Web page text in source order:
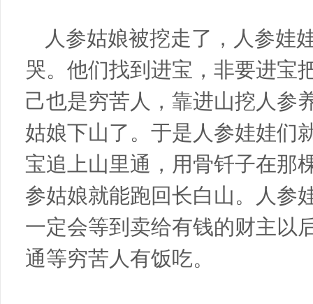
人参姑娘被挖走了，人参娃
哭。他们找到进宝，非要进宝
己也是穷苦人，靠进山挖人参
姑娘下山了。于是人参娃娃们
宝追上山里通，用骨钎子在那
参姑娘就能跑回长白山。人参
一定会等到卖给有钱的财主以
通等穷苦人有饭吃。